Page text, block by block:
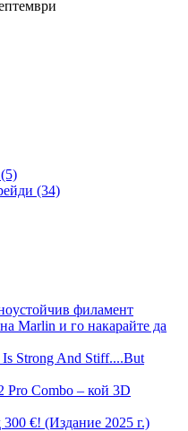
(34)
филамент
Marlin и го накарайте да
Strong And Stiff....But
Pro Combo – кой 3D
€! (Издание 2025 г.)